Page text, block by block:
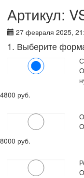
Артикул:
27 февраля 2025,
1. Выберите
4800 руб.
8000 руб.